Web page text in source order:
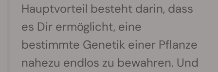
Hauptvorteil besteht darin, dass
es Dir ermöglicht, eine
bestimmte Genetik einer Pflanze
nahezu endlos zu bewahren. Und